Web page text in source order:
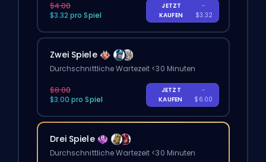
$4.00
$3.32 pro Spiel
JETZT
KAUFEN
-
$3.32
Zwei Spiele
Durchschnittliche Wartezeit <30 Minuten
$8.00
$3.00 pro Spiel
JETZT
KAUFEN
-
$6.00
Drei Spiele
Durchschnittliche Wartezeit <30 Minuten